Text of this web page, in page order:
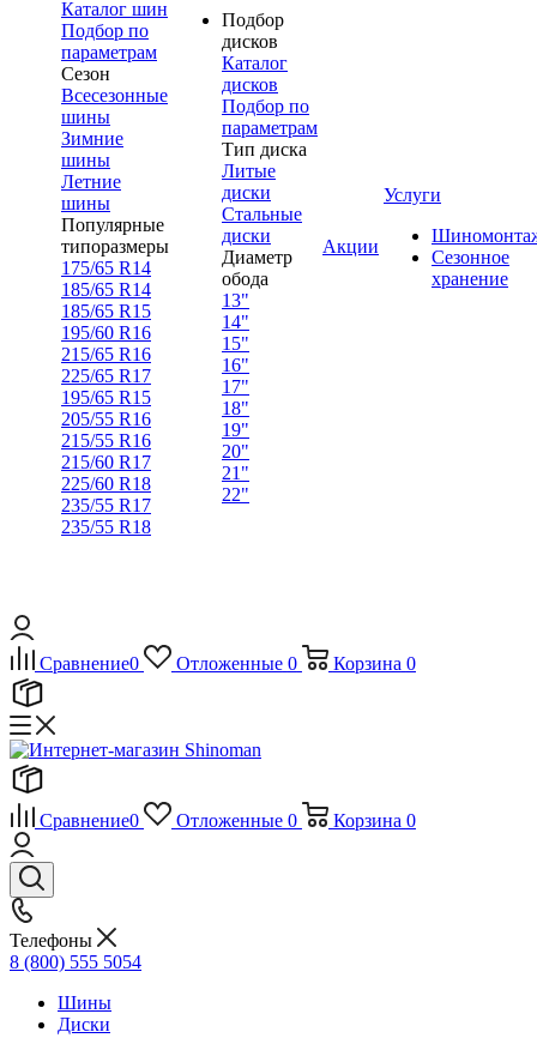
Каталог шин
Подбор по
параметрам
Сезон
Всесезонные
шины
Зимние
шины
Летние
шины
Популярные
типоразмеры
175/65 R14
185/65 R14
185/65 R15
195/60 R16
215/65 R16
225/65 R17
195/65 R15
205/55 R16
215/55 R16
215/60 R17
225/60 R18
235/55 R17
235/55 R18
Подбор
дисков
Каталог
дисков
Подбор по
параметрам
Тип диска
Литые
диски
Стальные
диски
Диаметр
обода
13"
14"
15"
16"
17"
18"
19"
20"
21"
22"
Акции
Услуги
Сезонное
хранение
Сравнение0 Отложенные 0 Корзина 0
Сравнение0 Отложенные 0 Корзина 0
Телефоны
8 (800) 555 5054
Шины
Диски